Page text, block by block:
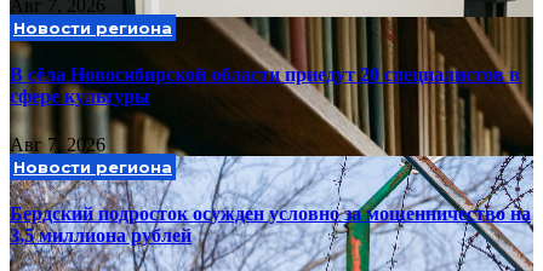
Авг 7, 2026
Новости региона
В сёла Новосибирской области приедут 20 специалистов в
сфере культуры
Авг 7, 2026
Новости региона
Бердский подросток осужден условно за мошенничество на
3,5 миллиона рублей